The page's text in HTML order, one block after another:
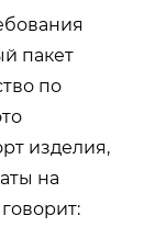
пакет
по
изделия,
на